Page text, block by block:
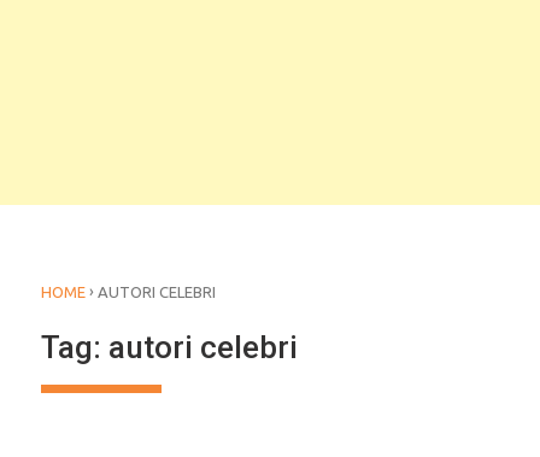
HOME › AUTORI CELEBRI
Tag: autori celebri